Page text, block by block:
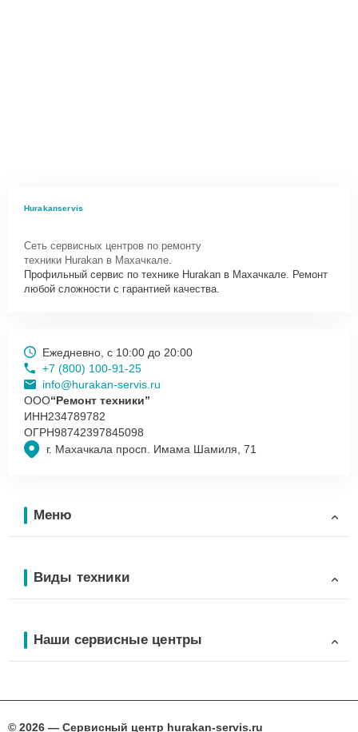
Hurakanservis
Сеть сервисных центров по ремонту
техники Hurakan в Махачкале.
Профильный сервис по технике Hurakan в Махачкале. Ремонт
любой сложности с гарантией качества.
г. Махачкала просп. Имама Шамиля, 71
Ежедневно, с 10:00 до 20:00
+7 (800) 100-91-25
info@hurakan-servis.ru
ООО“Ремонт техники”
ИНН234789782
ОГРН98742397845098
Меню
Виды техники
Наши сервисные центры
© 2026 — Сервисный центр hurakan-servis.ru